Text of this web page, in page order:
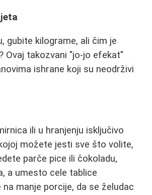
gubite kilograme, ali čim je
Ovaj takozvani "jo-jo efekat"
ishrane koji su neodrživi
ili u hranjenju isključivo
možete jesti sve što volite,
parče pice ili čokoladu,
a umesto cele tablice
manje porcije, da se želudac